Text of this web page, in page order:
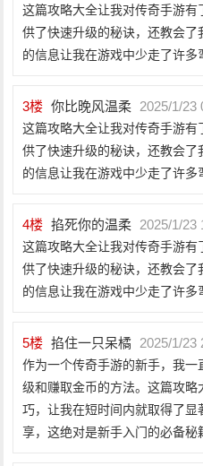
这篇攻略大全让我对传奇手游
供了快速升级的秘诀，还教会
的信息让我在游戏中少走了许多
3楼 你比晚风温柔 2025/1/23
这篇攻略大全让我对传奇手游
供了快速升级的秘诀，还教会
的信息让我在游戏中少走了许多
4楼 掐死你的温柔 2025/1/23
这篇攻略大全让我对传奇手游
供了快速升级的秘诀，还教会
的信息让我在游戏中少走了许多
5楼 掐住一只呆橘 2025/1/23
作为一个传奇手游的新手，我
级和赚取金币的方法。这篇攻
巧，让我在短时间内就取得了
享，这绝对是新手入门的必备秘